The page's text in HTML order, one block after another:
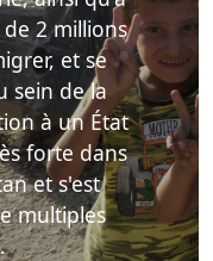
2 millions
et se
sein de la
à un État
forte dans
et s'est
multiples